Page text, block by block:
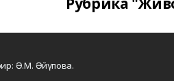
Ә.М. Әйүпова.